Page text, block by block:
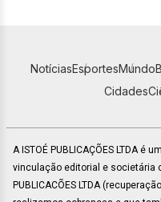
NotíciasEsportesMundo
Cidades
A ISTOÉ PUBLICAÇÕES LTDA é
vinculação editorial e societária
PUBLICACÕES LTDA